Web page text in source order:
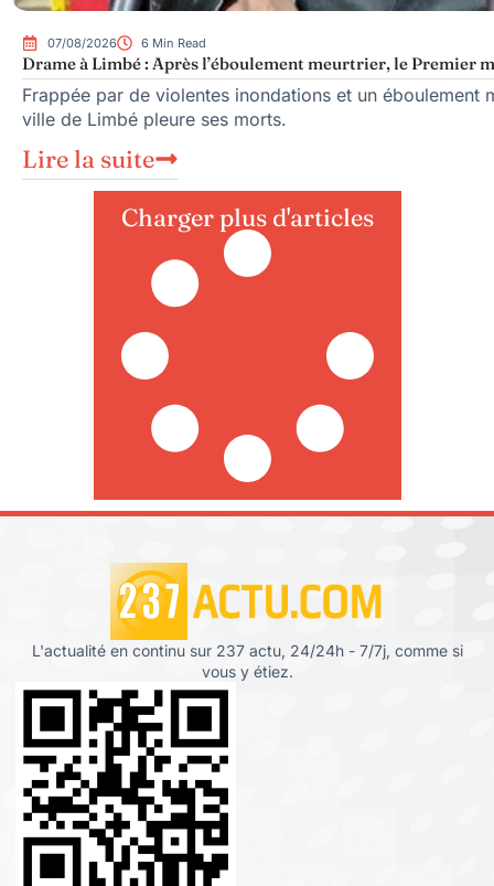
07/08/2026 6 Min Read
Drame à Limbé : Après l’éboulement meurtrier, le Premier
Frappée par de violentes inondations et un
ville de Limbé pleure ses morts.
Lire la suite
Charger plus d'articles
L'actualité en continu sur 237 actu, 24/24h - 7/7j, comme si
vous y étiez.